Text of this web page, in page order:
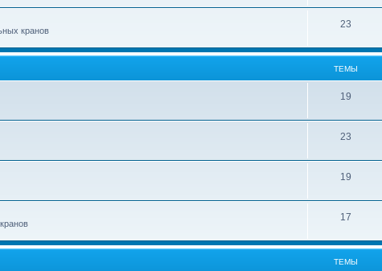
кранов
23
ТЕМЫ
19
23
19
17
ТЕМЫ